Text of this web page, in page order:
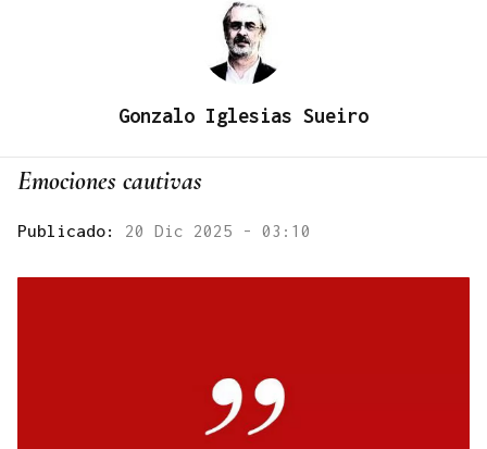
Gonzalo Iglesias Sueiro
Emociones cautivas
Publicado: 20 Dic 2025 - 03:10